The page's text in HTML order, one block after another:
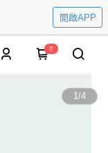
開啟APP
0
1/4